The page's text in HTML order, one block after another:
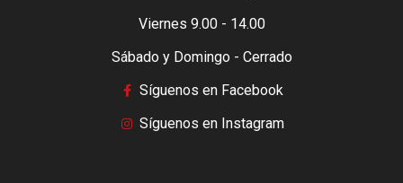
Viernes 9.00 - 14.00
Sábado y Domingo - Cerrado
Síguenos en Facebook
Síguenos en Instagram